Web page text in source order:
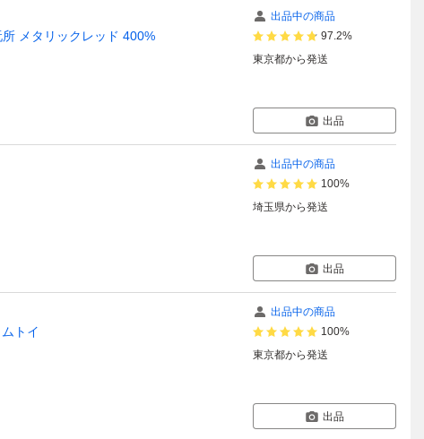
メタリックレッド 400%
出品中の商品
97.2%
東京都から発送
出品
出品中の商品
100%
埼玉県から発送
出品
トイ
出品中の商品
100%
東京都から発送
出品